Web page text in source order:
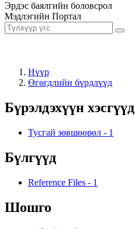
Эрдэс баялгийн боловсрол
Мэдлэгийн Портал
Нүүр
Өгөгдлийн бүрдлүүд
Бүрэлдэхүүн хэсгүүд
Тусгай зөвшөөрөл - 1
Бүлгүүд
Reference Files - 1
Шошго